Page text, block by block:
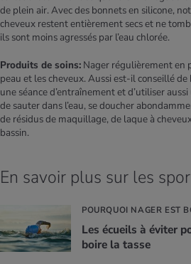
de plein air. Avec des bonnets en silicone,
cheveux restent entièrement secs et ne
ils sont moins agressés par l’eau chlorée.
Produits de soins: Nager régulièrement en
peau et les cheveux. Aussi est-il conseillé de
une séance d’entraînement et d’utiliser
de sauter dans l’eau, se doucher
de résidus de maquillage, de laque à
bassin.
En savoir plus sur les
POURQUOI NAGER EST
Les écueils à évi­ter
boire la tasse